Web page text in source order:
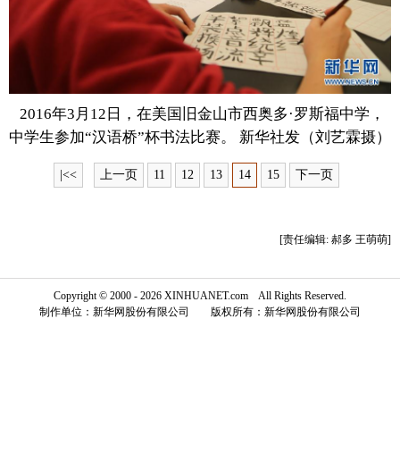
公益 军事 无人机
富媒体 摄影 新华广播
新华电视中文 新华电视英文 返回PC
2016年3月12日，在美国旧金山市西奥多·罗斯福中学，
中学生参加“汉语桥”杯书法比赛。 新华社发（刘艺霖摄）
|<< 上一页 11 12 13 14 15 下一页
[责任编辑: 郝多 王萌萌]
Copyright © 2000 - 2026 XINHUANET.com All Rights Reserved.
制作单位：新华网股份有限公司 版权所有：新华网股份有限公司